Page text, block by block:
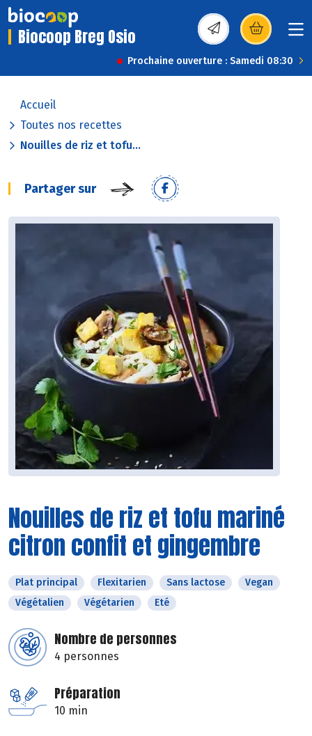
Biocoop Breg Osio (s’ouvre dans une
Prochaine ouverture : Samedi 08:30
Accueil
Toutes nos recettes
Nouilles de riz et tofu...
Partager sur
Nouilles de riz et tofu mariné
citron confit et gingembre
Plat principal Flexitarien Sans lactose
Vegan
Végétalien
Végétarien Eté
Nombre de personnes
4 personnes
Préparation
10 min